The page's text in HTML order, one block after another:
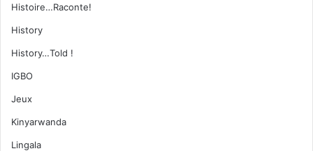
Histoire…Raconte!
History
History…Told !
IGBO
Jeux
Kinyarwanda
Lingala